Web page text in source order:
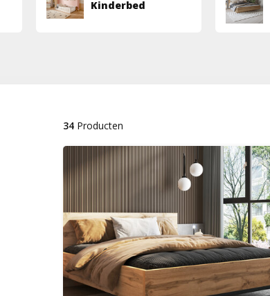
Kinderbed
34Producten